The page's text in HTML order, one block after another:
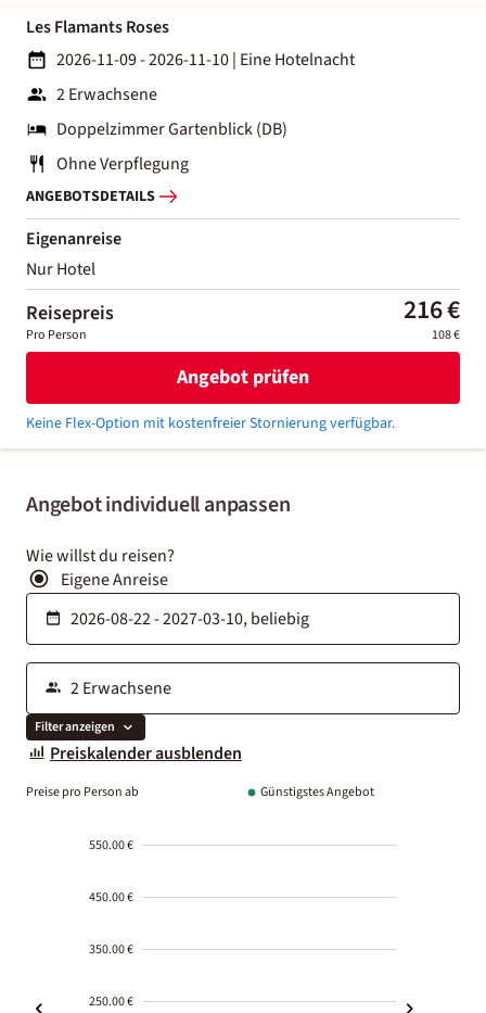
Angebot individuell anpassen
Wie willst du reisen?
Eigene Anreise
Filter anzeigen
Preiskalender ausblenden
Preise pro Person ab Günstigstes Angebot
550.00 €
450.00 €
350.00 €
250.00 €
Les Flamants Roses
2026-11-09 - 2026-11-10| Eine Hotelnacht
2 Erwachsene
Doppelzimmer Gartenblick (DB)
Ohne Verpflegung
ANGEBOTSDETAILS
Eigenanreise
Nur Hotel
Reisepreis 216 €
Pro Person 108 €
Angebot prüfen
Keine Flex-Option mit kostenfreier Stornierung verfügbar.